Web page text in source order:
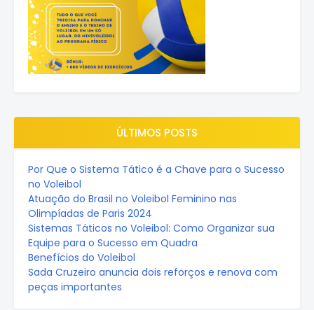
ÚLTIMOS POSTS
Por Que o Sistema Tático é a Chave para o Sucesso
no Voleibol
Atuação do Brasil no Voleibol Feminino nas
Olimpíadas de Paris 2024
Sistemas Táticos no Voleibol: Como Organizar sua
Equipe para o Sucesso em Quadra
Benefícios do Voleibol
Sada Cruzeiro anuncia dois reforços e renova com
peças importantes